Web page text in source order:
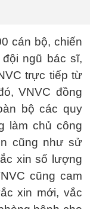
cán bộ, chiến
ngũ bác sĩ,
trực tiếp từ
VNVC đồng
bộ các quy
làm chủ công
cũng như sử
xin số lượng
cũng cam
xin mới, vắc